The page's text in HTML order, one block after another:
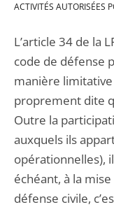
ACTIVITÉS AUTORISÉES
L’article 34 de la
code de défense
manière
proprement dite
Outre la
auxquels ils
opérationnelles),
échéant, à la
défense civile,